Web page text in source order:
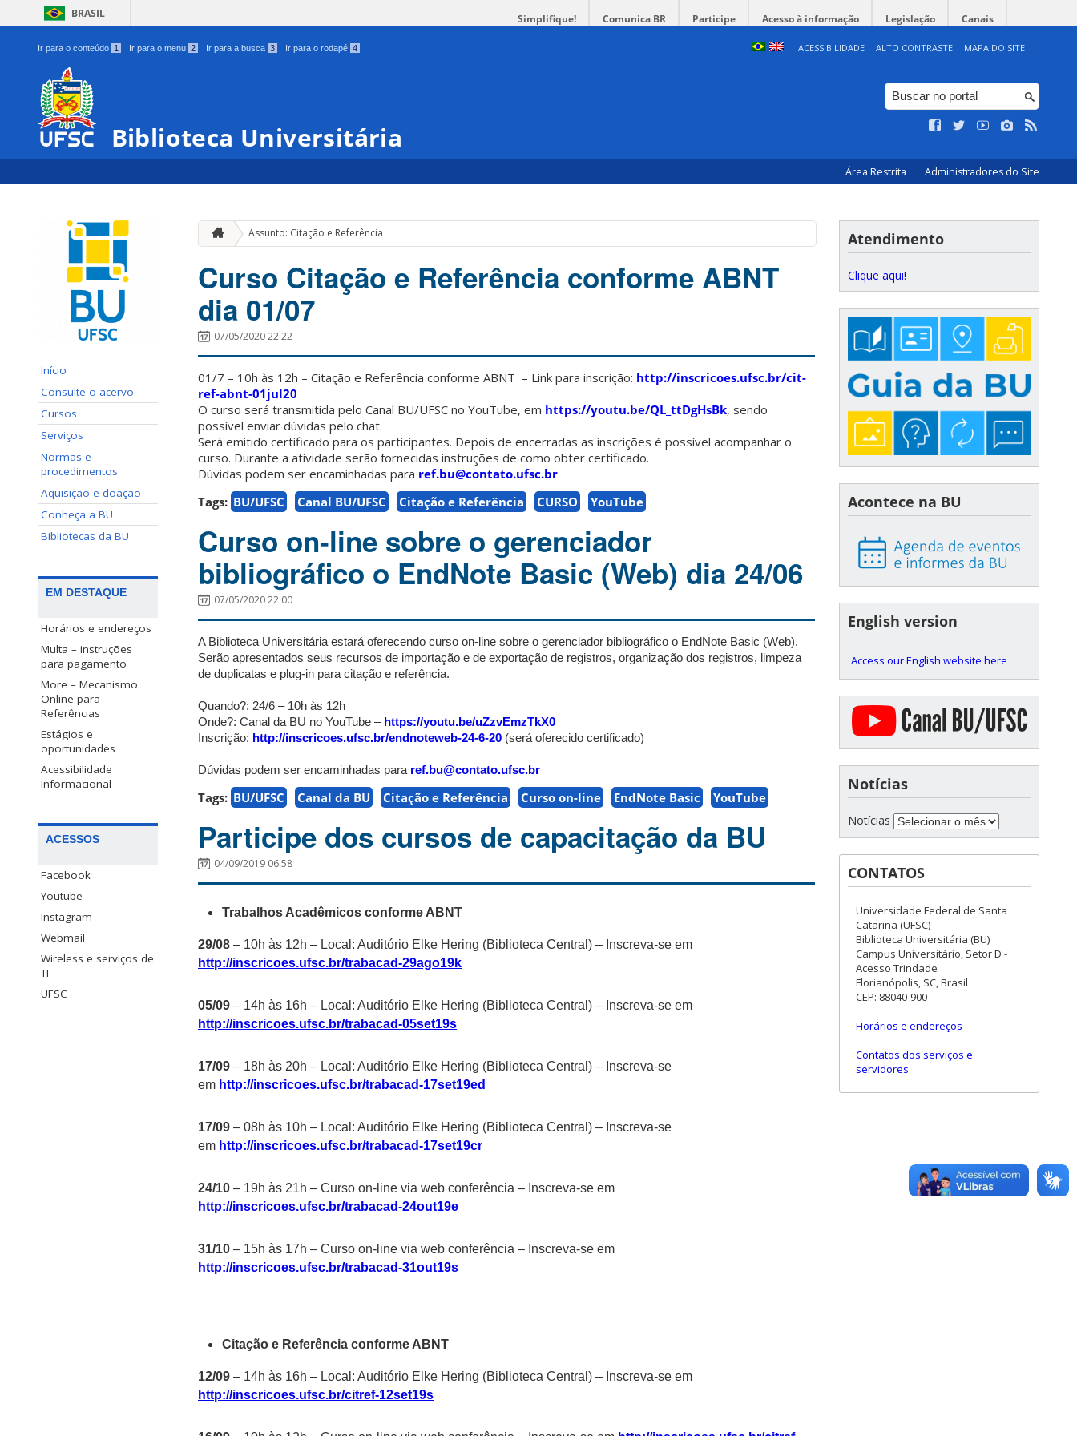
BRASIL Simplifique! Comunica BR Participe Acesso à informação Legislação Canais
Ir para o conteúdo 1 Ir para o menu 2 Ir para a busca 3 Ir para o rodapé 4 ACESSIBILIDADE ALTO CONTRASTE MAPA DO SITE
Biblioteca Universitária
Área Restrita Administradores do Site
Início
Consulte o acervo
Cursos
Serviços
Normas e
procedimentos
Aquisição e doação
Conheça a BU
Bibliotecas da BU
EM DESTAQUE
Horários e endereços
Multa – instruções
para pagamento
More – Mecanismo
Online para
Referências
Estágios e
oportunidades
Acessibilidade
Informacional
ACESSOS
Facebook
Youtube
Instagram
Webmail
Wireless e serviços de
TI
UFSC
Assunto: Citação e Referência
Curso Citação e Referência conforme ABNT
dia 01/07
07/05/2020 22:22
01/7 – 10h às 12h – Citação e Referência conforme ABNT – Link para inscrição: http://inscricoes.ufsc.br/cit-
ref-abnt-01jul20
O curso será transmitida pelo Canal BU/UFSC no YouTube, em https://youtu.be/QL_ttDgHsBk, sendo
possível enviar dúvidas pelo chat.
Será emitido certificado para os participantes. Depois de encerradas as inscrições é possível acompanhar o
curso. Durante a atividade serão fornecidas instruções de como obter certificado.
Dúvidas podem ser encaminhadas para ref.bu@contato.ufsc.br
Tags: BU/UFSC Canal BU/UFSC Citação e Referência CURSO YouTube
Curso on-line sobre o gerenciador
bibliográfico o EndNote Basic (Web) dia 24/06
07/05/2020 22:00
A Biblioteca Universitária estará oferecendo curso on-line sobre o gerenciador bibliográfico o EndNote Basic (Web).
Serão apresentados seus recursos de importação e de exportação de registros, organização dos registros, limpeza
de duplicatas e plug-in para citação e referência.
Quando?: 24/6 – 10h às 12h
Onde?: Canal da BU no YouTube – https://youtu.be/uZzvEmzTkX0
Inscrição: http://inscricoes.ufsc.br/endnoteweb-24-6-20 (será oferecido certificado)
Dúvidas podem ser encaminhadas para ref.bu@contato.ufsc.br
Tags: BU/UFSC Canal da BU Citação e Referência Curso on-line EndNote Basic YouTube
Participe dos cursos de capacitação da BU
04/09/2019 06:58
Trabalhos Acadêmicos conforme ABNT
29/08 – 10h às 12h – Local: Auditório Elke Hering (Biblioteca Central) – Inscreva-se em
http://inscricoes.ufsc.br/trabacad-29ago19k
05/09 – 14h às 16h – Local: Auditório Elke Hering (Biblioteca Central) – Inscreva-se em
http://inscricoes.ufsc.br/trabacad-05set19s
17/09 – 18h às 20h – Local: Auditório Elke Hering (Biblioteca Central) – Inscreva-se
em http://inscricoes.ufsc.br/trabacad-17set19ed
17/09 – 08h às 10h – Local: Auditório Elke Hering (Biblioteca Central) – Inscreva-se
em http://inscricoes.ufsc.br/trabacad-17set19cr
24/10 – 19h às 21h – Curso on-line via web conferência – Inscreva-se em
http://inscricoes.ufsc.br/trabacad-24out19e
31/10 – 15h às 17h – Curso on-line via web conferência – Inscreva-se em
http://inscricoes.ufsc.br/trabacad-31out19s
Citação e Referência conforme ABNT
12/09 – 14h às 16h – Local: Auditório Elke Hering (Biblioteca Central) – Inscreva-se em
http://inscricoes.ufsc.br/citref-12set19s
Atendimento
Clique aqui!
Acontece na BU
English version
Access our English website here
Notícias
Notícias
CONTATOS
Universidade Federal de Santa
Catarina (UFSC)
Biblioteca Universitária (BU)
Campus Universitário, Setor D -
Acesso Trindade
Florianópolis, SC, Brasil
CEP: 88040-900
Horários e endereços
Contatos dos serviços e
servidores